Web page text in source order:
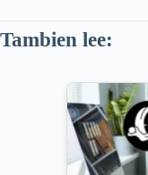
Tambien lee: